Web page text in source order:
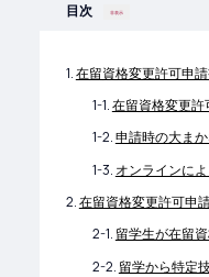
目次 非表示
在留資格変更許可申
在留資格変更許
申請時の大ま
オンラインに
在留資格変更許可申
留学生が在留
留学から特定